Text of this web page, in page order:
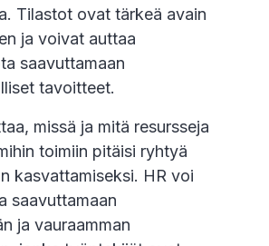
Tilastot ovat tärkeä avain
ja voivat auttaa
saavuttamaan
tavoitteet.
missä ja mitä resursseja
toimiin pitäisi ryhtyä
kasvattamiseksi. HR voi
saavuttamaan
ja vauraamman